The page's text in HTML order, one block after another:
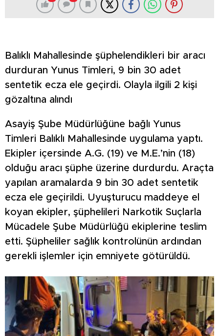
Balıklı Mahallesinde şüphelendikleri bir aracı
durduran Yunus Timleri, 9 bin 30 adet
sentetik ecza ele geçirdi. Olayla ilgili 2 kişi
gözaltına alındı
Asayiş Şube Müdürlüğüne bağlı Yunus
Timleri Balıklı Mahallesinde uygulama yaptı.
Ekipler içersinde A.G. (19) ve M.E.’nin (18)
olduğu aracı şüphe üzerine durdurdu. Araçta
yapılan aramalarda 9 bin 30 adet sentetik
ecza ele geçirildi. Uyuşturucu maddeye el
koyan ekipler, şüphelileri Narkotik Suçlarla
Mücadele Şube Müdürlüğü ekiplerine teslim
etti. Şüpheliler sağlık kontrolünün ardından
gerekli işlemler için emniyete götürüldü.